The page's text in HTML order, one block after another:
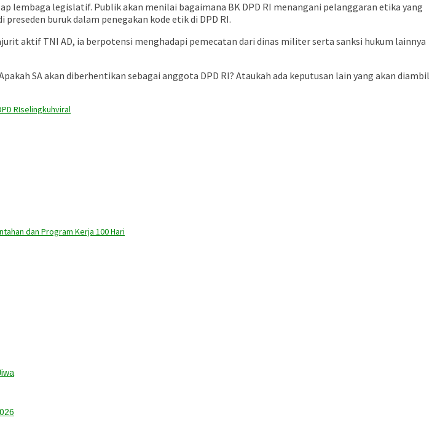
lembaga legislatif. Publik akan menilai bagaimana BK DPD RI menangani pelanggaran etika yang
buruk dalam penegakan kode etik di DPD RI.
aktif TNI AD, ia berpotensi menghadapi pemecatan dari dinas militer serta sanksi hukum lainnya
SA akan diberhentikan sebagai anggota DPD RI? Ataukah ada keputusan lain yang akan diambil
RIselingkuhviral
dan Program Kerja 100 Hari